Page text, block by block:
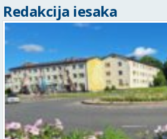
Redakcija iesaka